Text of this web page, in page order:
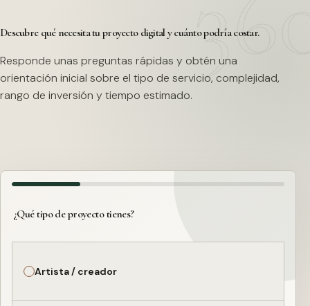
Descubre qué necesita tu proyecto digital y cuánto podría costar.
Responde unas preguntas rápidas y obtén una
orientación inicial sobre el tipo de servicio, complejidad,
rango de inversión y tiempo estimado.
¿Qué tipo de proyecto tienes?
Artista / creador